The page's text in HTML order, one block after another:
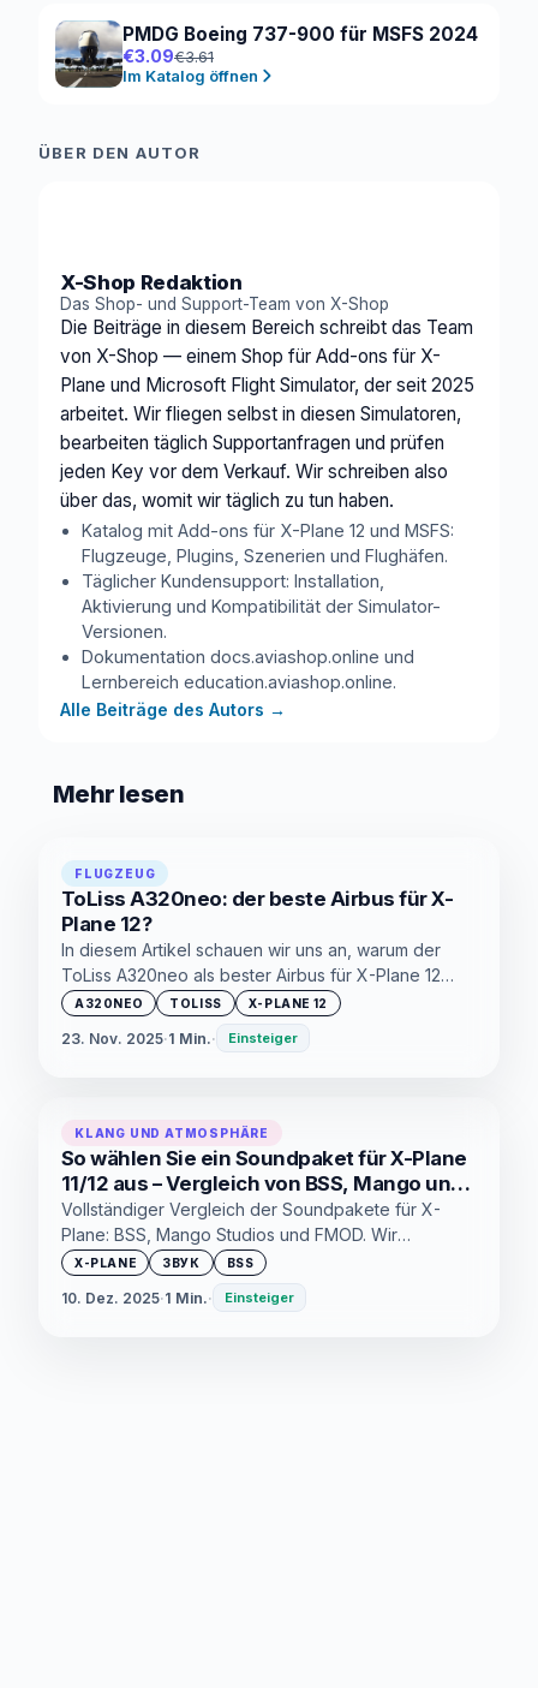
PMDG Boeing 737-900 für MSFS 2024
€3.09€3.61
Im Katalog öffnen
ÜBER DEN AUTOR
X-Shop Redaktion
Das Shop- und Support-Team von X-Shop
Die Beiträge in diesem Bereich schreibt das Team
von X-Shop — einem Shop für Add-ons für X-
Plane und Microsoft Flight Simulator, der seit 2025
arbeitet. Wir fliegen selbst in diesen Simulatoren,
bearbeiten täglich Supportanfragen und prüfen
jeden Key vor dem Verkauf. Wir schreiben also
über das, womit wir täglich zu tun haben.
Katalog mit Add-ons für X-Plane 12 und MSFS:
Flugzeuge, Plugins, Szenerien und Flughäfen.
Täglicher Kundensupport: Installation,
Aktivierung und Kompatibilität der Simulator-
Versionen.
Dokumentation docs.aviashop.online und
Lernbereich education.aviashop.online.
Alle Beiträge des Autors →
Mehr lesen
FLUGZEUG
ToLiss A320neo: der beste Airbus für X-
Plane 12?
In diesem Artikel schauen wir uns an, warum der
ToLiss A320neo als bester Airbus für X-Plane 12
bezeichnet wird und ob er sein Geld wirklich wert
A320NEO TOLISS X-PLANE 12
23. Nov. 2025·1 Min.· Einsteiger
KLANG UND ATMOSPHÄRE
So wählen Sie ein Soundpaket für X-Plane
11/12 aus – Vergleich von BSS, Mango und
FMOD (2025)
Vollständiger Vergleich der Soundpakete für X-
Plane: BSS, Mango Studios und FMOD. Wir
analysieren die Qualität, Kompatibilität, Funktionen
jedes Pakets und Empfehlungen für verschiedene
Flugzeuge. Hilft Ihnen, den besten Sound für Ihren
X-PLANE ЗВУК BSS
10. Dez. 2025·1 Min.· Einsteiger